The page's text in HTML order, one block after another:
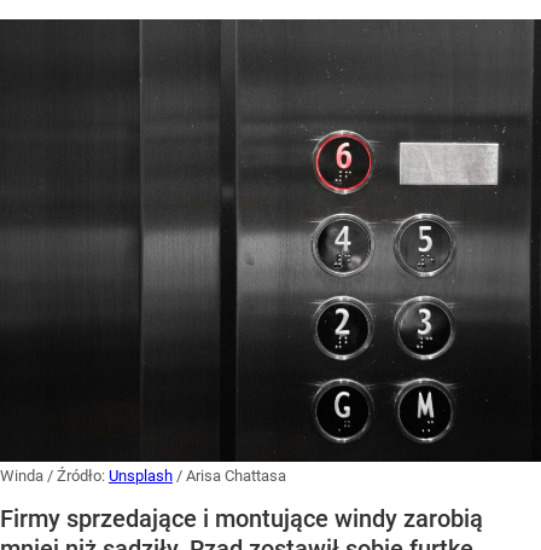
Winda / Źródło: Unsplash / Arisa Chattasa
Firmy sprzedające i montujące windy zarobią